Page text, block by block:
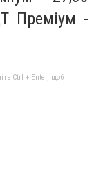
Преміум -
Ctrl + Enter, щоб